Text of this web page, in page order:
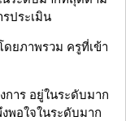
ประเมิน
ดยภาพรวม ครูที่เข้า
การ อยู่ในระดับมาก
พอใจในระดับมาก